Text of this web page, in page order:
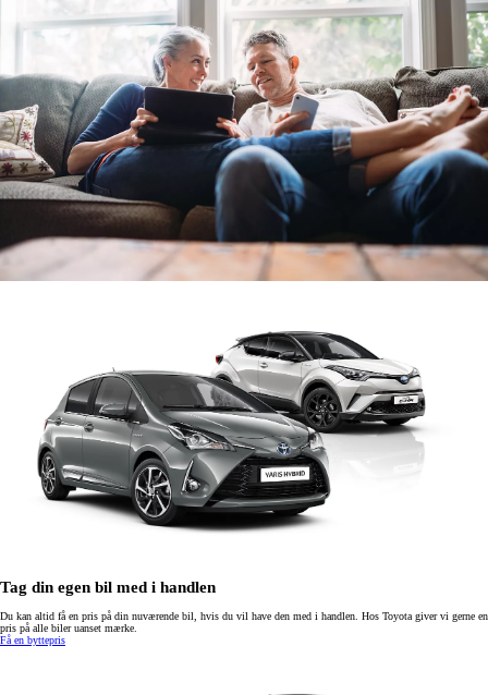
Tag din egen bil med i handlen
Du kan altid få en pris på din nuværende bil, hvis du vil have den med i handlen. Hos Toyota giver vi gerne en
pris på alle biler uanset mærke.
Få en byttepris